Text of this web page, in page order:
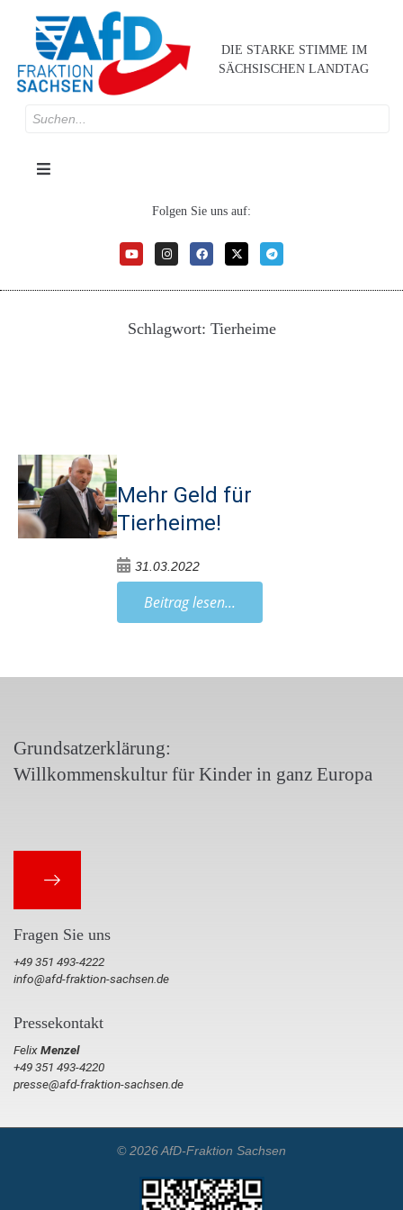
DIE STARKE STIMME IM
SÄCHSISCHEN LANDTAG
Folgen Sie uns auf:
Schlagwort: Tierheime
Mehr Geld für
Tierheime!
31.03.2022
Beitrag lesen...
Grundsatzerklärung:
Willkommenskultur für Kinder in ganz Europa
Fragen Sie uns
+49 351 493-4222
info@afd-fraktion-sachsen.de
Pressekontakt
FelixMenzel
+49 351 493-4220
presse@afd-fraktion-sachsen.de
© 2026 AfD-Fraktion Sachsen